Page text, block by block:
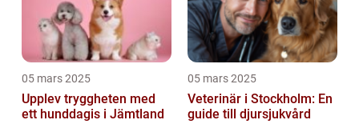
05 mars 2025
Upplev tryggheten med
ett hunddagis i Jämtland
05 mars 2025
Veterinär i Stockholm: En
guide till djursjukvård